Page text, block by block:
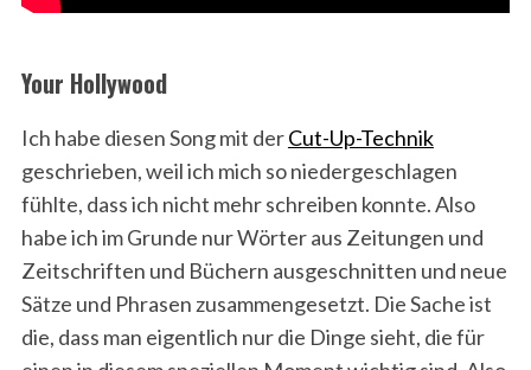
Your Hollywood
Ich habe diesen Song mit derCut-Up-Technik
geschrieben, weil ich mich so niedergeschlagen
fühlte, dass ich nicht mehr schreiben konnte. Also
habe ich im Grunde nur Wörter aus Zeitungen und
Zeitschriften und Büchern ausgeschnitten und neue
Sätze und Phrasen zusammengesetzt. Die Sache ist
die, dass man eigentlich nur die Dinge sieht, die für